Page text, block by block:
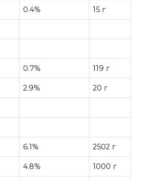
0.4% 15 г
0.7% 119 г
2.9% 20 г
6.1% 2502 г
4.8% 1000 г